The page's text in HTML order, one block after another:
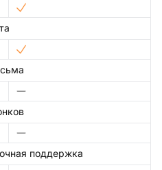
поддержка